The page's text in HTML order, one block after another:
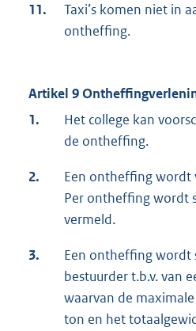
11.
Taxi’s komen niet in
ontheffing.
Artikel 9
1.
Het college kan
de ontheffing.
2.
Een ontheffing wordt
Per ontheffing wordt
vermeld.
3.
Een ontheffing wordt
bestuurder t.b.v. van
waarvan de
ton en het